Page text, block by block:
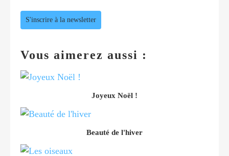
S'inscrire à la newsletter
Vous aimerez aussi :
Joyeux Noël !
Beauté de l'hiver